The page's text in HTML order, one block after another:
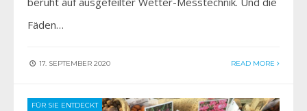
Fäden…
17. SEPTEMBER 2020 READ MORE
FÜR SIE ENTDECKT